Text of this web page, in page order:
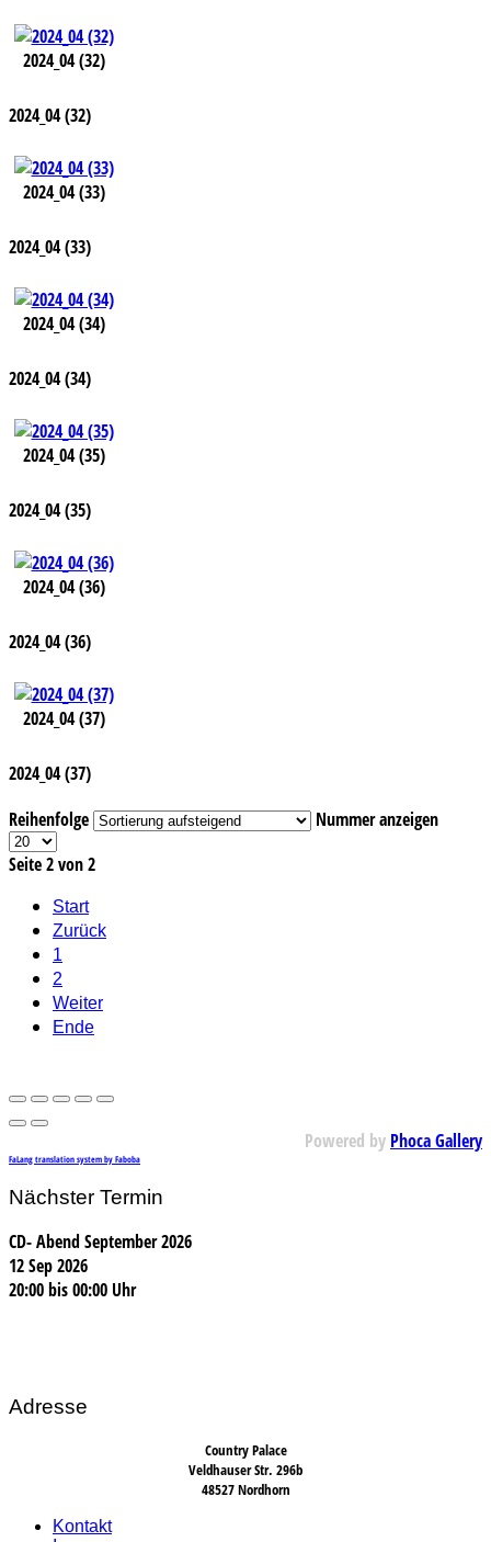
2024_04 (32)
2024_04 (32)
2024_04 (33)
2024_04 (33)
2024_04 (34)
2024_04 (34)
2024_04 (35)
2024_04 (35)
2024_04 (36)
2024_04 (36)
2024_04 (37)
2024_04 (37)
Reihenfolge
Nummer anzeigen
Seite 2 von 2
Start
Zurück
1
2
Weiter
Ende
Powered by Phoca Gallery
FaLang translation system by Faboba
Nächster Termin
CD- Abend September 2026
12 Sep 2026
20:00bis00:00 Uhr
Adresse
Country Palace
Veldhauser Str. 296b
48527 Nordhorn
Kontakt